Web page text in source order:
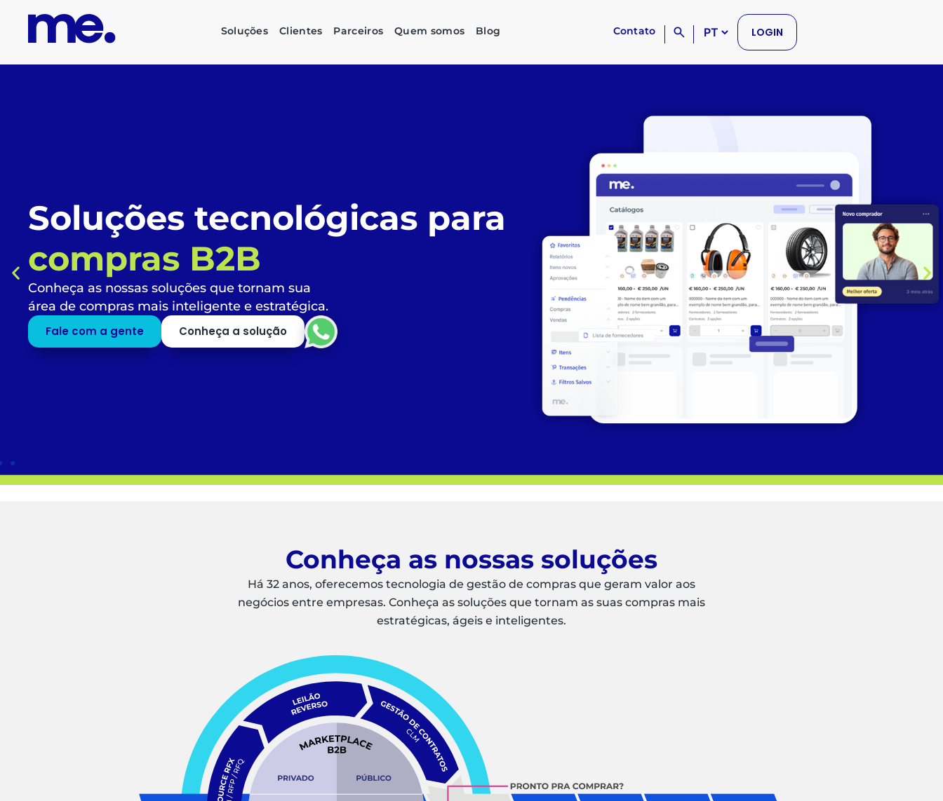
Soluções Clientes Parceiros Quem somos Blog Contato LOGIN
corporativas ésimples,
inteligente e sustentável
Automatize todo o fluxo de compras, liberando
profissionais para o que mais agrega valor ao
negócio.
Conheça as nossas soluções
Há 32 anos, oferecemos tecnologia de gestão de compras que geram valor aos
negócios entre empresas. Conheça as soluções que tornam as suas compras mais
estratégicas, ágeis e inteligentes.